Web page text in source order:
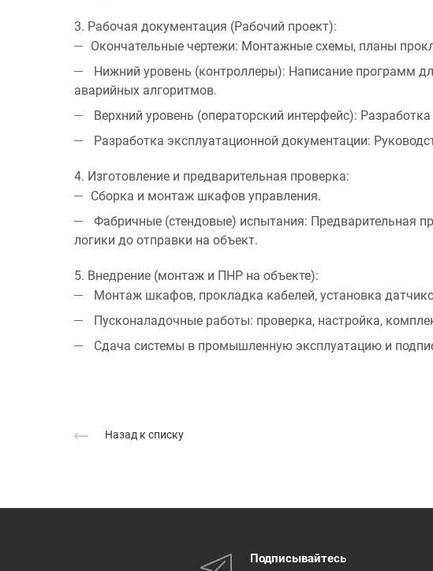
3. Рабочая документация (Рабочий проект):
Окончательные чертежи: Монтажные схемы, планы
Нижний уровень (контроллеры): Написание программ
аварийных алгоритмов.
Верхний уровень (операторский интерфейс):
Разработка эксплуатационной документации:
4. Изготовление и предварительная проверка:
Сборка и монтаж шкафов управления.
Фабричные (стендовые) испытания: Предварительная
логики до отправки на объект.
5. Внедрение (монтаж и ПНР на объекте):
Монтаж шкафов, прокладка кабелей, установка
Пусконаладочные работы: проверка, настройка,
Сдача системы в промышленную эксплуатацию и
Назад к списку
Подписывайтесь